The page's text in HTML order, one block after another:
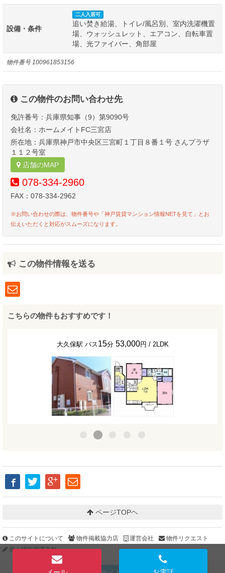
物件番号100961853156
設備・条件
二人入居可
追い焚き給湯、トイレ/風呂別、室内洗濯機置
場、ウォッシュレット、エアコン、自転車置
場、光ファイバー、角部屋
この物件のお問い合わせ先
免許番号：兵庫県知事（9）第9090号
会社名：ホームメイトFC三宮店
所在地：兵庫県神戸市中央区三宮町１丁目８番１号 さんプラザ
１１２号室
店舗のMAP
078-334-2960
FAX：078-334-2962
※お問い合わせの際は、物件番号や「神戸賃貸マンション情報NETを見て」とお
伝えいただくと対応がスムーズになります。
この物件情報を送る
こちらの物件もおすすめです！
大久保駅 バス15分 53,000円 / 2LDK
ページTOPヘ
このサイトについて 物件掲載協力店 運営会社
物件リクエスト
個人情報保護方針